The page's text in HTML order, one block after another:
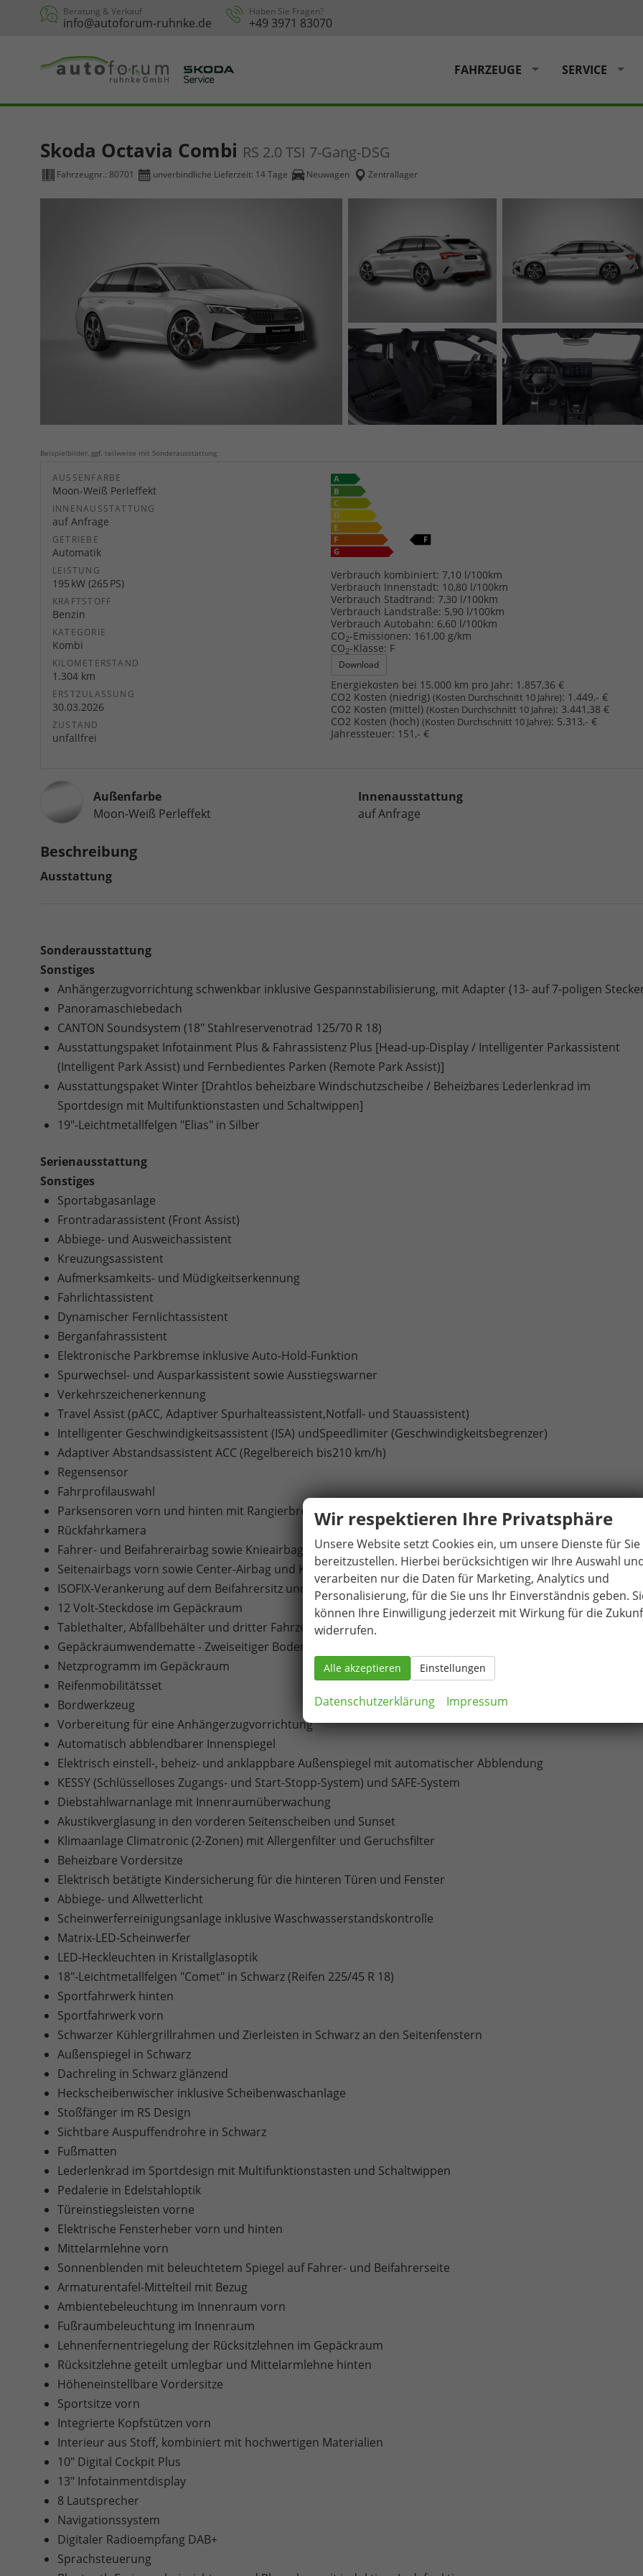
Beratung & Verkauf
info@autoforum-ruhnke.de
Haben Sie Fragen?
+49 3971 83070
FAHRZEUGE SERVICE
Skoda Octavia Combi RS 2.0 TSI 7-Gang-DSG
Fahrzeugnr.: 80701 unverbindliche Lieferzeit: 14 Tage Neuwagen Zentrallager
Beispielbilder, ggf. teilweise mit Sonderausstattung
AUSSENFARBE
Moon-Weiß Perleffekt
INNENAUSSTATTUNG
auf Anfrage
GETRIEBE
Automatik
LEISTUNG
195 kW (265 PS)
KRAFTSTOFF
Benzin
KATEGORIE
Kombi
KILOMETERSTAND
1.304 km
ERSTZULASSUNG
30.03.2026
ZUSTAND
unfallfrei
Verbrauch kombiniert: 7,10 l/100km
Verbrauch Innenstadt: 10,80 l/100km
Verbrauch Stadtrand: 7,30 l/100km
Verbrauch Landstraße: 5,90 l/100km
Verbrauch Autobahn: 6,60 l/100km
CO2-Emissionen: 161,00 g/km
CO2-Klasse: F
Download
Energiekosten bei 15.000 km pro Jahr: 1.857,36 €
CO2 Kosten (niedrig) (Kosten Durchschnitt 10 Jahre): 1.449,- €
CO2 Kosten (mittel) (Kosten Durchschnitt 10 Jahre): 3.441,38 €
CO2 Kosten (hoch) (Kosten Durchschnitt 10 Jahre): 5.313,- €
Jahressteuer: 151,- €
Außenfarbe
Moon-Weiß Perleffekt
Innenausstattung
auf Anfrage
Beschreibung
Ausstattung
Sonderausstattung
Sonstiges
Anhängerzugvorrichtung schwenkbar inklusive Gespannstabilisierung, mit Adapter (13- auf 7-poligen
Panoramaschiebedach
CANTON Soundsystem (18" Stahlreservenotrad 125/70 R 18)
Ausstattungspaket Infotainment Plus & Fahrassistenz Plus [Head-up-Display / Intelligenter Parkassistent
(Intelligent Park Assist) und Fernbedientes Parken (Remote Park Assist)]
Ausstattungspaket Winter [Drahtlos beheizbare Windschutzscheibe / Beheizbares Lederlenkrad im
Sportdesign mit Multifunktionstasten und Schaltwippen]
19"-Leichtmetallfelgen "Elias" in Silber
Serienausstattung
Sonstiges
Sportabgasanlage
Frontradarassistent (Front Assist)
Abbiege- und Ausweichassistent
Kreuzungsassistent
Aufmerksamkeits- und Müdigkeitserkennung
Fahrlichtassistent
Dynamischer Fernlichtassistent
Berganfahrassistent
Elektronische Parkbremse inklusive Auto-Hold-Funktion
Spurwechsel- und Ausparkassistent sowie Ausstiegswarner
Verkehrszeichenerkennung
Travel Assist (pACC, Adaptiver Spurhalteassistent,Notfall- und Stauassistent)
Intelligenter Geschwindigkeitsassistent (ISA) undSpeedlimiter (Geschwindigkeitsbegrenzer)
Adaptiver Abstandsassistent ACC (Regelbereich bis210 km/h)
Regensensor
Fahrprofilauswahl
Parksensoren vorn und hinten mit Rangierbremsfunktion
Rückfahrkamera
Fahrer- und Beifahrerairbag sowie Knieairbag auf Fahrerseite und Beifahrerairbag-Deaktivierung
Seitenairbags vorn sowie Center-Airbag und Kopfairbags
ISOFIX-Verankerung auf dem Beifahrersitz und den äußeren Rücksitzen inklusive Top-Tether
12 Volt-Steckdose im Gepäckraum
Tablethalter, Abfallbehälter und dritter Fahrzeugschlüssel
Gepäckraumwendematte - Zweiseitiger Bodenbelag
Netzprogramm im Gepäckraum
Reifenmobilitätsset
Bordwerkzeug
Vorbereitung für eine Anhängerzugvorrichtung
Automatisch abblendbarer Innenspiegel
Elektrisch einstell-, beheiz- und anklappbare Außenspiegel mit automatischer Abblendung
KESSY (Schlüsselloses Zugangs- und Start-Stopp-System) und SAFE-System
Diebstahlwarnanlage mit Innenraumüberwachung
Akustikverglasung in den vorderen Seitenscheiben und Sunset
Klimaanlage Climatronic (2-Zonen) mit Allergenfilter und Geruchsfilter
Beheizbare Vordersitze
Elektrisch betätigte Kindersicherung für die hinteren Türen und Fenster
Abbiege- und Allwetterlicht
Scheinwerferreinigungsanlage inklusive Waschwasserstandskontrolle
Matrix-LED-Scheinwerfer
LED-Heckleuchten in Kristallglasoptik
18"-Leichtmetallfelgen "Comet" in Schwarz (Reifen 225/45 R 18)
Sportfahrwerk hinten
Sportfahrwerk vorn
Schwarzer Kühlergrillrahmen und Zierleisten in Schwarz an den Seitenfenstern
Außenspiegel in Schwarz
Dachreling in Schwarz glänzend
Heckscheibenwischer inklusive Scheibenwaschanlage
Stoßfänger im RS Design
Sichtbare Auspuffendrohre in Schwarz
Fußmatten
Lederlenkrad im Sportdesign mit Multifunktionstasten und Schaltwippen
Pedalerie in Edelstahloptik
Türeinstiegsleisten vorne
Elektrische Fensterheber vorn und hinten
Mittelarmlehne vorn
Sonnenblenden mit beleuchtetem Spiegel auf Fahrer- und Beifahrerseite
Armaturentafel-Mittelteil mit Bezug
Ambientebeleuchtung im Innenraum vorn
Fußraumbeleuchtung im Innenraum
Lehnenfernentriegelung der Rücksitzlehnen im Gepäckraum
Rücksitzlehne geteilt umlegbar und Mittelarmlehne hinten
Höheneinstellbare Vordersitze
Sportsitze vorn
Integrierte Kopfstützen vorn
Interieur aus Stoff, kombiniert mit hochwertigen Materialien
10" Digital Cockpit Plus
13" Infotainmentdisplay
8 Lautsprecher
Navigationssystem
Digitaler Radioempfang DAB+
Sprachsteuerung
Wir respektieren Ihre Privatsphäre
Unsere Website setzt Cookies ein, um unsere Dienste für Sie
bereitzustellen. Hierbei berücksichtigen wir Ihre Auswahl
verarbeiten nur die Daten für Marketing, Analytics und
Personalisierung, für die Sie uns Ihr Einverständnis geben.
können Ihre Einwilligung jederzeit mit Wirkung für die
widerrufen.
Alle akzeptieren Einstellungen
Datenschutzerklärung Impressum